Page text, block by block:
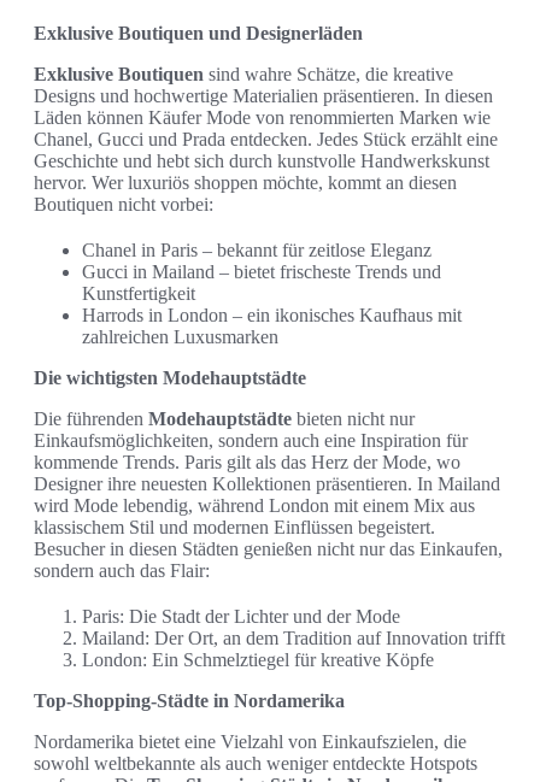
Exklusive Boutiquen und Designerläden
Exklusive Boutiquen sind wahre Schätze, die kreative
Designs und hochwertige Materialien präsentieren. In diesen
Läden können Käufer Mode von renommierten Marken wie
Chanel, Gucci und Prada entdecken. Jedes Stück erzählt eine
Geschichte und hebt sich durch kunstvolle Handwerkskunst
hervor. Wer luxuriös shoppen möchte, kommt an diesen
Boutiquen nicht vorbei:
Chanel in Paris – bekannt für zeitlose Eleganz
Gucci in Mailand – bietet frischeste Trends und
Kunstfertigkeit
Harrods in London – ein ikonisches Kaufhaus mit
zahlreichen Luxusmarken
Die wichtigsten Modehauptstädte
Die führenden Modehauptstädte bieten nicht nur
Einkaufsmöglichkeiten, sondern auch eine Inspiration für
kommende Trends. Paris gilt als das Herz der Mode, wo
Designer ihre neuesten Kollektionen präsentieren. In Mailand
wird Mode lebendig, während London mit einem Mix aus
klassischem Stil und modernen Einflüssen begeistert.
Besucher in diesen Städten genießen nicht nur das Einkaufen,
sondern auch das Flair:
Paris: Die Stadt der Lichter und der Mode
Mailand: Der Ort, an dem Tradition auf Innovation trifft
London: Ein Schmelztiegel für kreative Köpfe
Top-Shopping-Städte in Nordamerika
Nordamerika bietet eine Vielzahl von Einkaufszielen, die
sowohl weltbekannte als auch weniger entdeckte Hotspots